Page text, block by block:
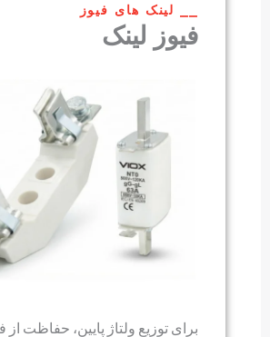
⎯⎯ لینک های فیوز
فیوز لینک
برای توزیع ولتاژ پایین، حفاظت از